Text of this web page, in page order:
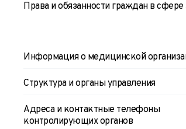
Права и обязанности граждан в
Информация о медицинской
Структура и органы управления
Адреса и контактные телефоны
контролирующих органов